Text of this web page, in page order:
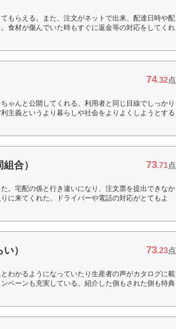
もらえる。また、注文がネットで出来、配達日時や配
食材が傷んでいた時もすぐに返金等の対応をしてくれ
74.32点
ゃんと公開してくれる。利用者と同じ目線でしっかり
主義というより暮らしや社会をよりよくしようとする
合） 73.71点
。宅配の係と行き違いになり、注文票を提出できなか
に来てくれた。ドライバーや電話の対応がとてもよ
） 73.23点
わかるようになっていたり生産者の声がカタログに載
ペーンも充実している。紹介した側もされた側も特典